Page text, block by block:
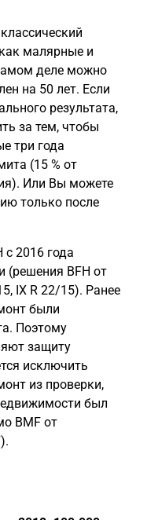
малярные и
деле можно
на 50 лет. Если
результата,
за тем, чтобы
три года
(15 % от
Или Вы можете
только после
2016 года
(решения BFH от
IX R 22/15). Ранее
были
Поэтому
защиту
исключить
из проверки,
был
BMF от